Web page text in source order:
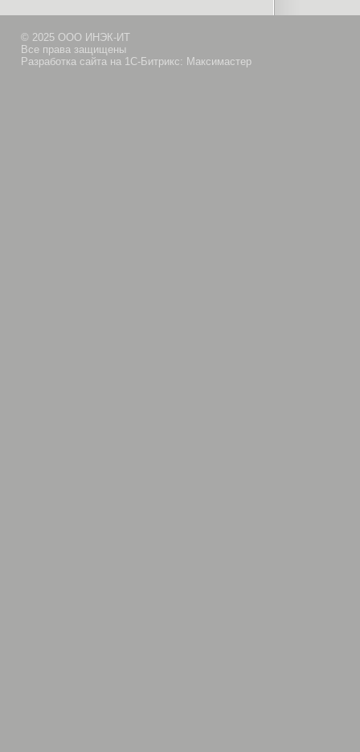
© 2025 ООО ИНЭК-ИТ
Все права защищены
Разработка сайта на 1С-Битрикс: Максимастер